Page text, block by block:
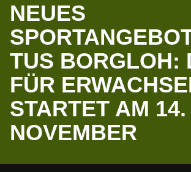
NEUES
TUS BORGLOH:
FÜR
STARTET AM 14.
NOVEMBER